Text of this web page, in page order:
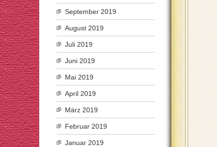
September 2019
August 2019
Juli 2019
Juni 2019
Mai 2019
April 2019
März 2019
Februar 2019
Januar 2019